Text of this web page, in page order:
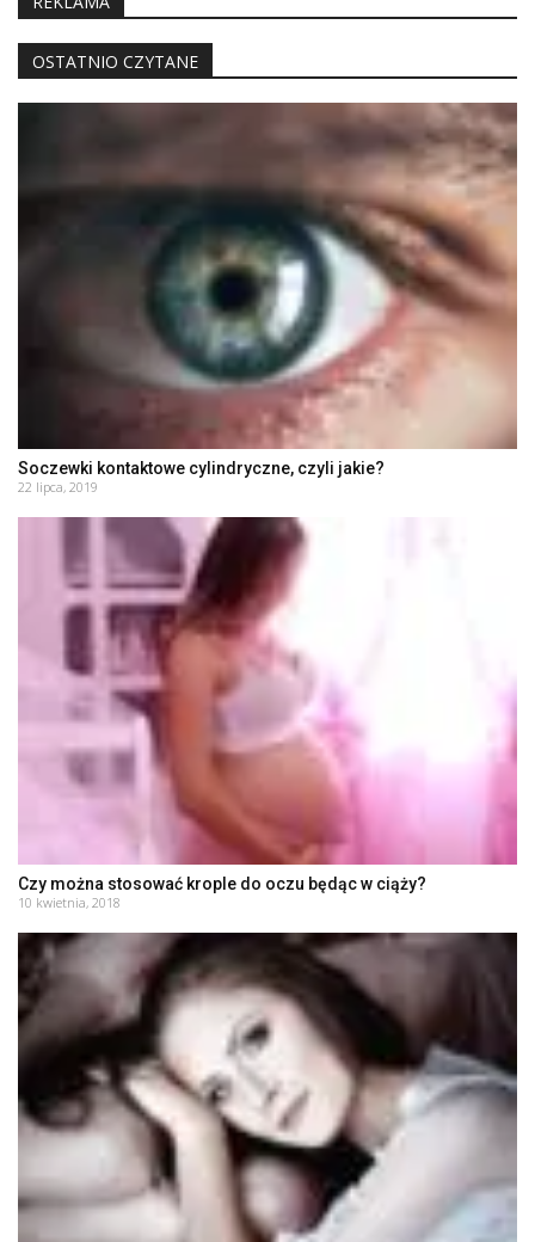
OSTATNIO CZYTANE
Soczewki kontaktowe cylindryczne, czyli jakie?
22 lipca, 2019
Czy można stosować krople do oczu będąc w ciąży?
10 kwietnia, 2018